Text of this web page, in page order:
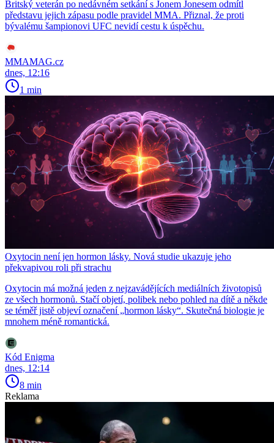
Britský veterán po nedávném setkání s Jonem Jonesem odmítl
představu jejich zápasu podle pravidel MMA. Přiznal, že proti
bývalému šampionovi UFC nevidí cestu k úspěchu.
MMAMAG.cz
dnes, 12:16
1 min
Oxytocin není jen hormon lásky. Nová studie ukazuje jeho
překvapivou roli při strachu
Oxytocin má možná jeden z nejzavádějících mediálních životopisů
ze všech hormonů. Stačí objetí, polibek nebo pohled na dítě a někde
se téměř jistě objeví označení „hormon lásky“. Skutečná biologie je
mnohem méně romantická.
Kód Enigma
dnes, 12:14
8 min
Reklama